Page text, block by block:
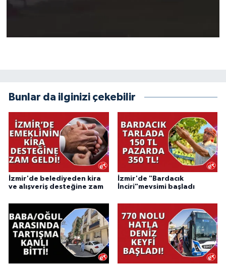
Bunlar da ilginizi çekebilir
İzmir'de belediyeden kira
ve alışveriş desteğine zam
İzmir'de "Bardacık
İnciri"mevsimi başladı